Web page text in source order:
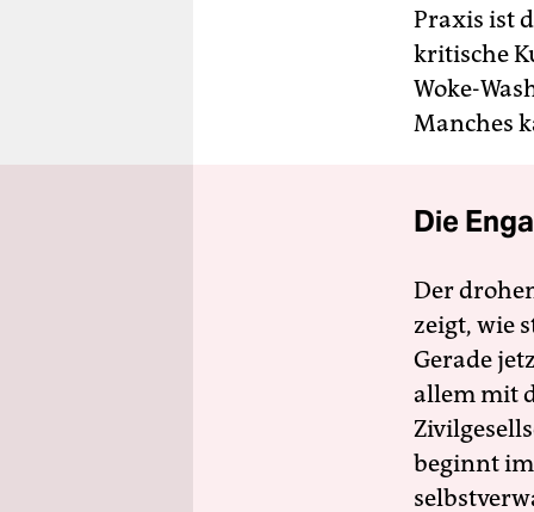
Praxis ist
kritische
Woke-
Manches
Die
Der
zeigt, wie
Gerade
allem mit
beginnt